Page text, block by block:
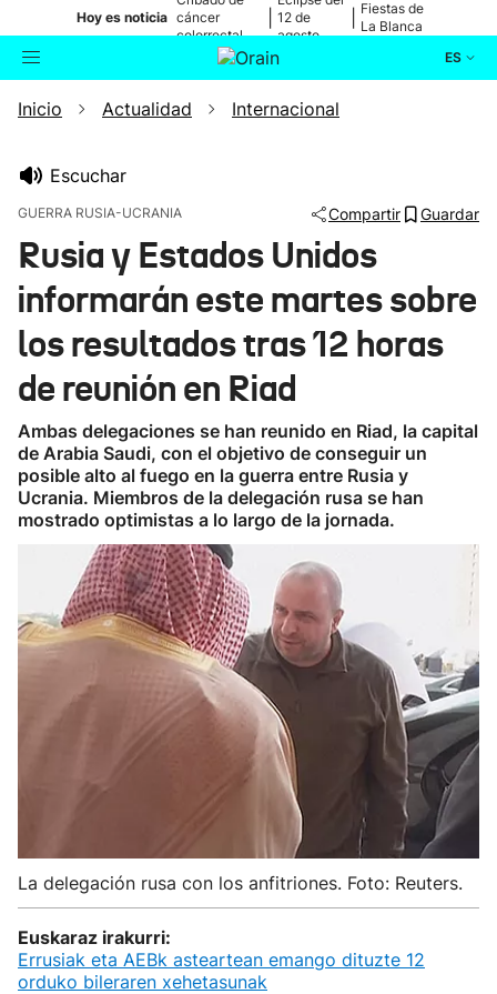
Hoy es noticia cáncer
colorrectal
12 de
agosto
Fiestas de
La Blanca
ES
Buscador Actualidad
Ikusmiran
Eguraldia
Inicio Actualidad Internacional
Escuchar
GUERRA RUSIA-UCRANIA Compartir Guardar
Rusia y Estados Unidos
informarán este martes sobre
los resultados tras 12 horas
de reunión en Riad
Ambas delegaciones se han reunido en Riad, la capital
de Arabia Saudi, con el objetivo de conseguir un
posible alto al fuego en la guerra entre Rusia y
Ucrania. Miembros de la delegación rusa se han
mostrado optimistas a lo largo de la jornada.
La delegación rusa con los anfitriones. Foto: Reuters.
Euskaraz irakurri:
Errusiak eta AEBk asteartean emango dituzte 12
orduko bileraren xehetasunak